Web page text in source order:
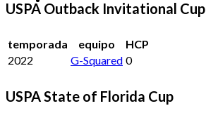
USPA Outback Invitational Cup
temporada equipo
HCP
2022
G-Squared 0
USPA State of Florida Cup